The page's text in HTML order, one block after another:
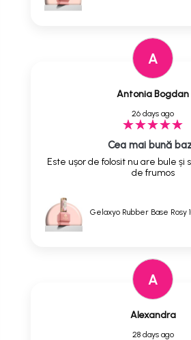
A
Antonia Bogdan
26 days ago
Cea mai bună
Este ușor de folosit nu are bule și
de frumos
Gelaxyo Rubber Base Rosy
A
Alexandra
28 days ago